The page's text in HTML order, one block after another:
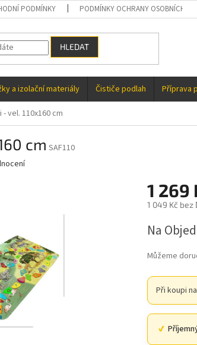
PODMÍNKY PODMÍNKY OCHRANY OSOBNÍCH
HLEDAT
a izolační materiály Čističe podlah Příprava
- vel. 110x160 cm
cm SAF110
1 269
1 049 Kč bez
cena:
Na
Můžeme
Při koupi